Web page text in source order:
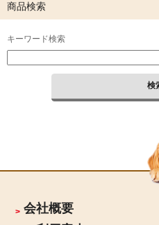
商品検索
キーワード検索
会社概要